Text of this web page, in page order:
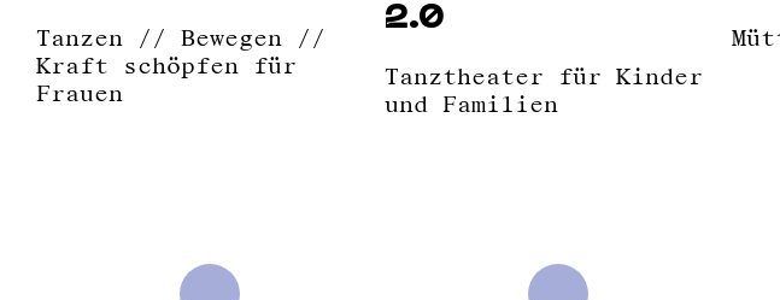
Tanzen // Bewegen //
Kraft schöpfen für
Frauen
2.0
Tanztheater für Kinder
und Familien